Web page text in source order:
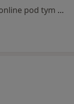
Specjalista nie oferuje umawiania online pod tym adresem.